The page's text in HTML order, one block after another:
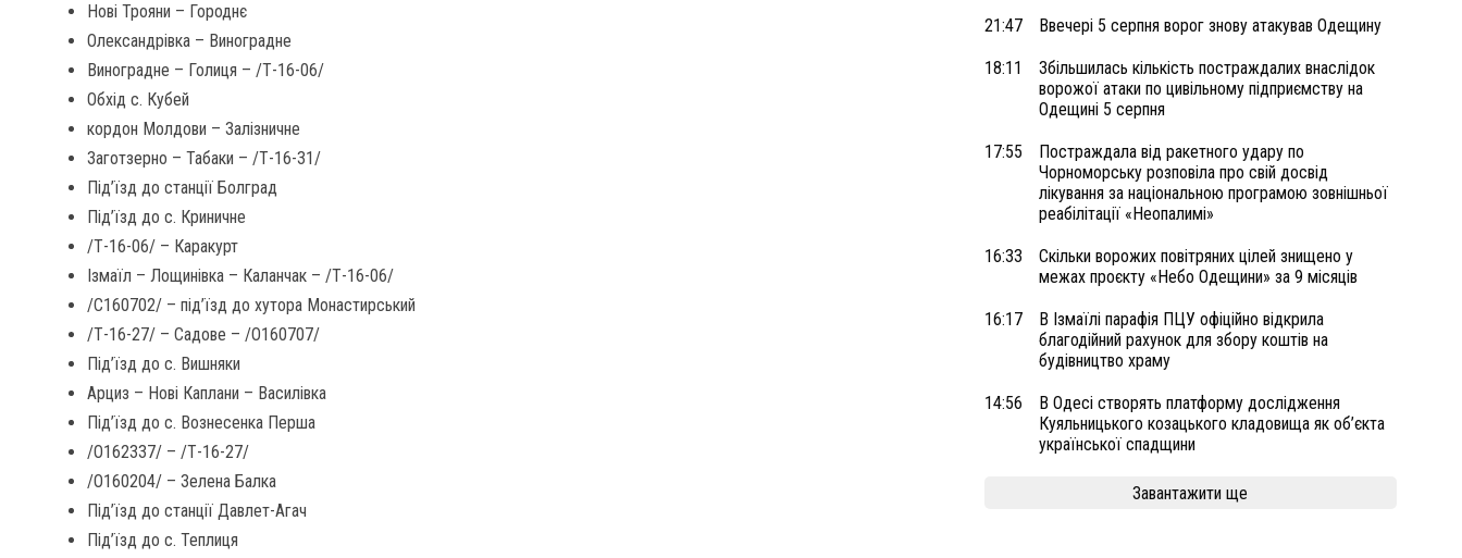
Нові Трояни – Городнє
Олександрівка – Виноградне
Виноградне – Голиця – /Т-16-06/
Обхід с. Кубей
кордон Молдови – Залізничне
Заготзерно – Табаки – /Т-16-31/
Під’їзд до станції Болград
Під’їзд до с. Криничне
/Т-16-06/ – Каракурт
Ізмаїл – Лощинівка – Каланчак – /Т-16-06/
/С160702/ – під’їзд до хутора Монастирський
/Т-16-27/ – Садове – /О160707/
Під’їзд до с. Вишняки
Арциз – Нові Каплани – Василівка
Під’їзд до с. Вознесенка Перша
/О162337/ – /Т-16-27/
/О160204/ – Зелена Балка
Під’їзд до станції Давлет-Агач
Під’їзд до с. Теплиця
21:47 Ввечері 5 серпня ворог знову атакував Одещину
18:11
Збільшилась кількість постраждалих внаслідок
ворожої атаки по цивільному підприємству на
Одещині 5 серпня
17:55
Постраждала від ракетного удару по
Чорноморську розповіла про свій досвід
лікування за національною програмою зовнішньої
реабілітації «Неопалимі»
16:33
Скільки ворожих повітряних цілей знищено у
межах проєкту «Небо Одещини» за 9 місяців
16:17
В Ізмаїлі парафія ПЦУ офіційно відкрила
благодійний рахунок для збору коштів на
будівництво храму
14:56
В Одесі створять платформу дослідження
Куяльницького козацького кладовища як об’єкта
української спадщини
Завантажити ще